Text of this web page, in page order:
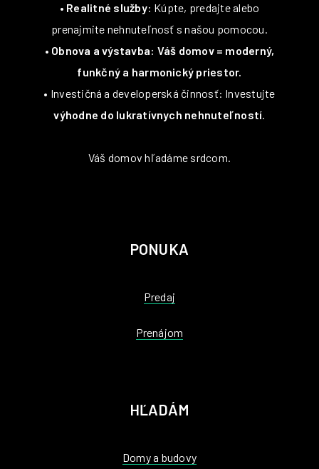
• Realitné služby: Kúpte, predajte alebo
prenajmite nehnuteľnosť s našou pomocou.
• Obnova a výstavba: Váš domov = moderný,
funkčný a harmonický priestor.
• Investičná a developerská činnosť: Investujte
výhodne do lukratívnych nehnuteľností.
Váš domov hľadáme srdcom.
PONUKA
Predaj
Prenájom
HĽADÁM
Domy a budovy